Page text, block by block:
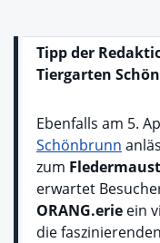
Tipp der
Tiergarten
Ebenfalls am 5.
Schönbrunn
zum
erwartet
ORANG.erie ein
die